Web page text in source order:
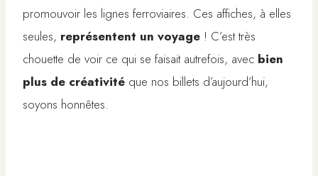
promouvoir les lignes ferroviaires. Ces affiches, à elles
seules, représentent un voyage ! C’est très
chouette de voir ce qui se faisait autrefois, avec bien
plus de créativité que nos billets d’aujourd’hui,
soyons honnêtes.